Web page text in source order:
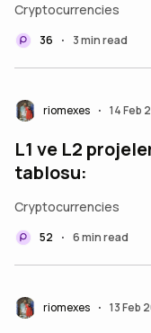
Cryptocurrencies
36 • 3 min read
riomexes • 14 Feb
L1 ve L2
tablosu:
Cryptocurrencies
52 • 6 min read
riomexes • 13 Feb